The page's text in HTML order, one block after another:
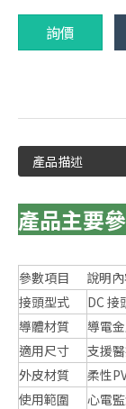
詢價
產品描述
產品主要
參數項目
說明
接頭型式
DC 接
導體材質
導電
適用尺寸
支援
外皮材質
柔性
使用範圍
心電